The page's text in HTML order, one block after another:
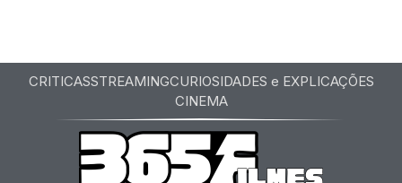
CRITICASSTREAMINGCURIOSIDADES e EXPLICAÇÕES
CINEMA